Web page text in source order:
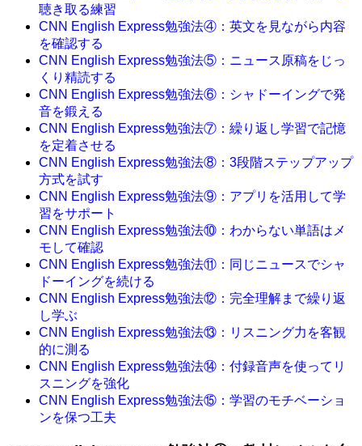
聴き取る練習
CNN English Express勉強法④：英文を見ながら内容
を確認する
CNN English Express勉強法⑤：ニュース原稿をじっ
くり精読する
CNN English Express勉強法⑥：シャドーイングで発
音を鍛える
CNN English Express勉強法⑦：繰り返し学習で記憶
を定着させる
CNN English Express勉強法⑧：3段階ステップアップ
方式を試す
CNN English Express勉強法⑨：アプリを活用して学
習をサポート
CNN English Express勉強法⑩：わからない単語はメ
モして確認
CNN English Express勉強法⑪：同じニュースでシャ
ドーイングを続ける
CNN English Express勉強法⑫：完全理解まで繰り返
し学ぶ
CNN English Express勉強法⑬：リスニング力を客観
的に測る
CNN English Express勉強法⑭：付録音声を使ってリ
スニングを強化
CNN English Express勉強法⑮：学習のモチベーショ
ンを保つ工夫